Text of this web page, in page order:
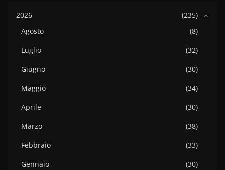
2026
(235)
Agosto
(8)
Luglio
(32)
Giugno
(30)
Maggio
(34)
Aprile
(30)
Marzo
(38)
Febbraio
(33)
Gennaio
(30)